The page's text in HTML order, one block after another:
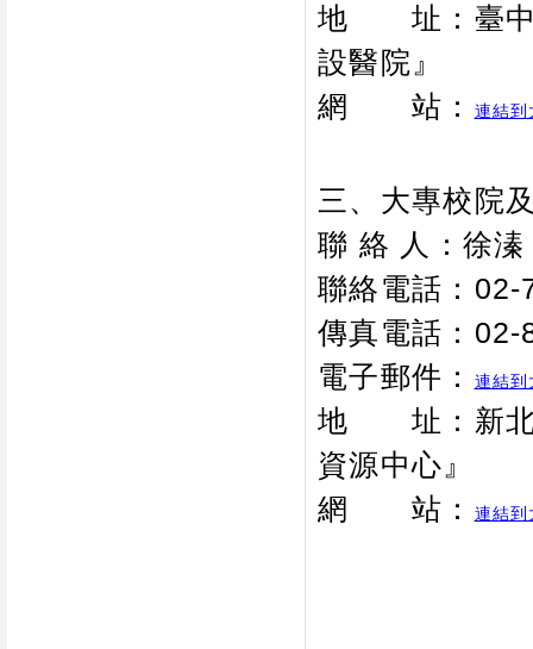
地 址：臺中
設醫院』
網 站：
連結
三、大專校院
聯 絡 人：徐
聯絡電話：
傳真電話：
電子郵件：
連結
地 址：新北
資源中心』
網 站：
連結